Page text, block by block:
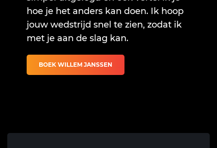
hoe je het anders kan doen. Ik hoop
jouw wedstrijd snel te zien, zodat ik
met je aan de slag kan.
BOEK WILLEM JANSSEN